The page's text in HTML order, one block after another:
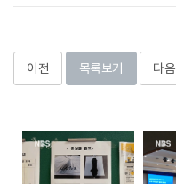
이전 목록보기 다음